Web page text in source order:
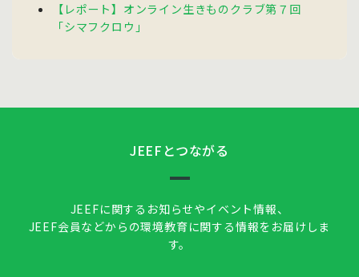
【レポート】オンライン生きものクラブ第７回
「シマフクロウ」
JEEFとつながる
JEEFに関するお知らせやイベント情報、
JEEF会員などからの環境教育に関する情報をお届けしま
す。